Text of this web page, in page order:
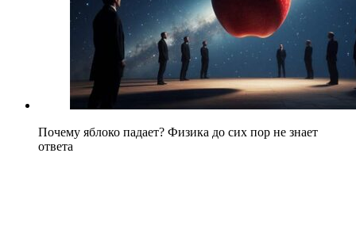
Почему яблоко падает? Физика до сих пор не знает
ответа